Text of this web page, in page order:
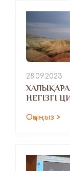
28.09.2023
НЕГІЗГІ
Оқыңыз >